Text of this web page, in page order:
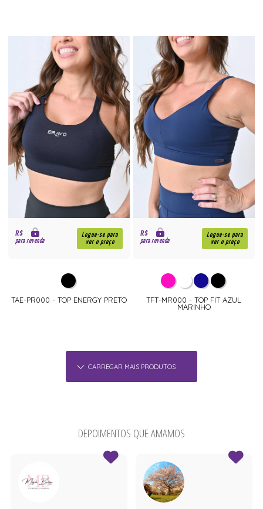
R$
para revenda
Logue-se para
ver o preço
TAE-PR000 - TOP ENERGY PRETO
R$
para revenda
Logue-se para
ver o preço
TFT-MR000 - TOP FIT AZUL
MARINHO
CARREGAR MAIS PRODUTOS
DEPOIMENTOS QUE AMAMOS